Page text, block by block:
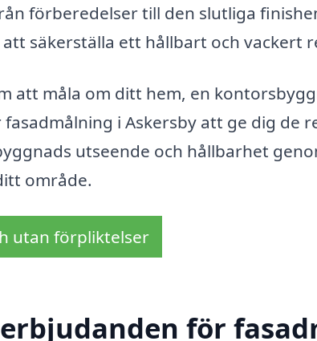
förberedelser till den slutliga
säkerställa ett hållbart och vackert
att måla om ditt hem, en
i Askersby att ge dig de
utseende och hållbarhet
område.
utan förpliktelser
för